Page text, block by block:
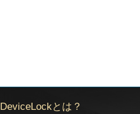
DeviceLockとは？